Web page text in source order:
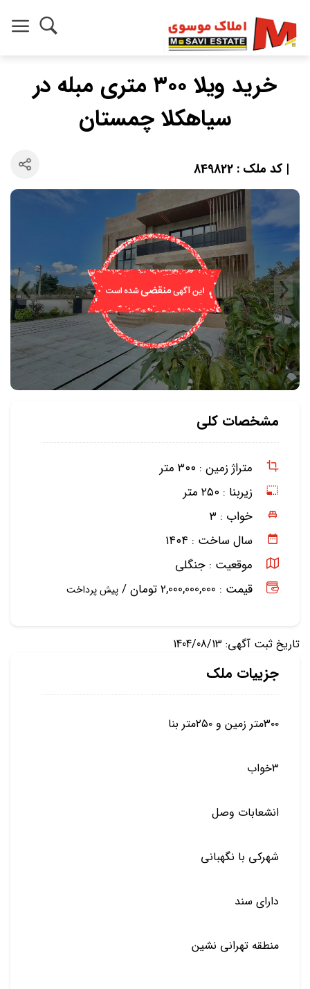
خرید ویلا ۳۰۰ متری مبله در
سیاهکلا چمستان
| کد ملک : 849822
مشخصات کلی
متراژ زمین : ۳۰۰ متر
زیربنا : ۲۵۰ متر
خواب : ۳
سال ساخت : ۱۴۰۴
موقعیت : جنگلی
قیمت : 2,000,000,000 تومان /
پیش پرداخت
تاریخ ثبت آگهی: 1404/08/13
جزییات ملک
۳۰۰متر زمین و ۲۵۰متر بنا
۳خواب
انشعابات وصل
شهرکی با نگهبانی
دارای سند
منطقه تهرانی نشین